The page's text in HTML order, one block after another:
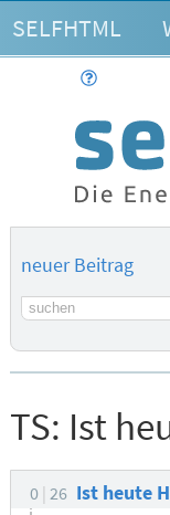
SELFHTML
neuer Beitrag
Suchbegriff
TS: Ist
0 26 Ist heute